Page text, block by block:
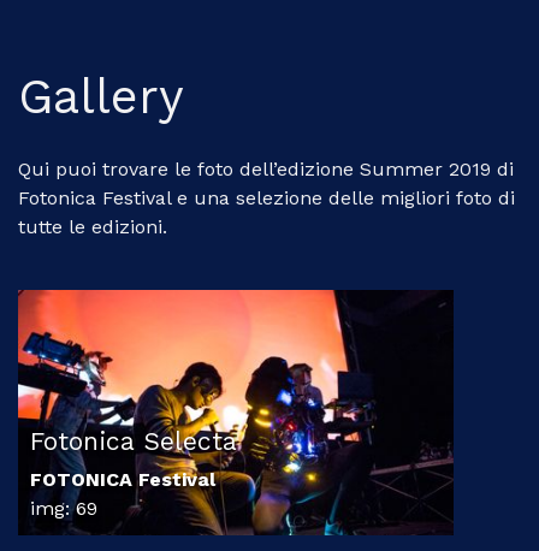
Gallery
Qui puoi trovare le foto dell’edizione Summer 2019 di
Fotonica Festival e una selezione delle migliori foto di
tutte le edizioni.
Fotonica Selecta
FOTONICA Festival
img: 69